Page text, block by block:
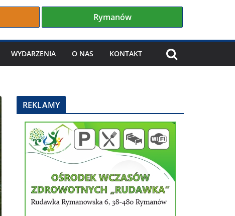
Rymanów
WYDARZENIA O NAS KONTAKT
REKLAMY